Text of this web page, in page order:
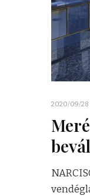
2020/09/28